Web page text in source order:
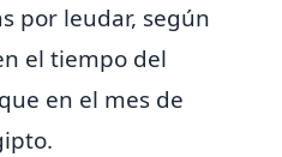
por leudar, según
el tiempo del
en el mes de